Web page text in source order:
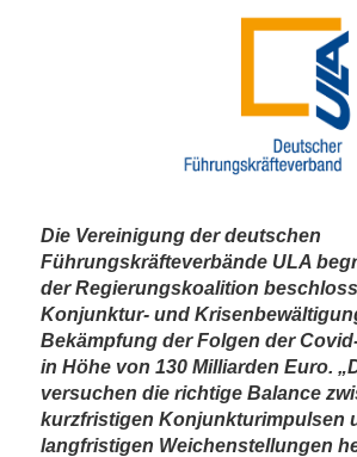
Die Vereinigung der deutschen
Führungskräfteverbände ULA
der Regierungskoalition
Konjunktur- und
Bekämpfung der Folgen der
in Höhe von 130 Milliarden Euro.
versuchen die richtige Balance
kurzfristigen Konjunkturimpulsen
langfristigen Weichenstellungen